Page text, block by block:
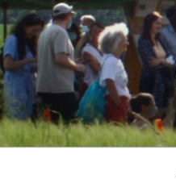
Aller
au
contenu
principal